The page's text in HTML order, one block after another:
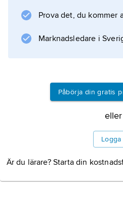
Information om
Prova det, du kommer
Marknadsledare i
Påbörja din gratis
eller
Logga
Är du lärare? Starta din